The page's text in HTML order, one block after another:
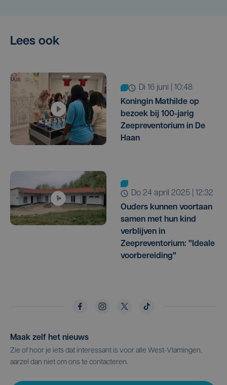
Lees ook
di 16 juni | 10:48
Koningin Mathilde op
bezoek bij 100-jarig
Zeepreventorium in De
Haan
do 24 april 2025 | 12:32
Ouders kunnen voortaan
samen met hun kind
verblijven in
Zeepreventorium: "Ideale
voorbereiding"
Maak zelf het nieuws
Zie of hoor je iets dat interessant is voor alle West-Vlamingen,
aarzel dan niet om ons te contacteren.